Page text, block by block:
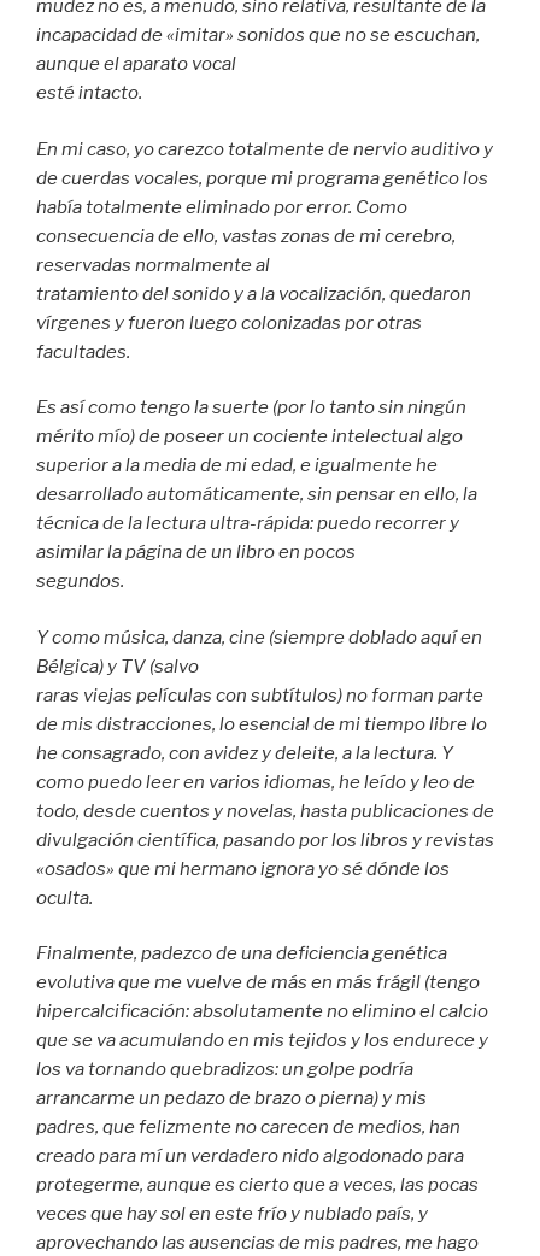
mudez no es, a menudo, sino relativa, resultante de la
incapacidad de «imitar» sonidos que no se escuchan,
aunque el aparato vocal
esté intacto.
En mi caso, yo carezco totalmente de nervio auditivo y
de cuerdas vocales, porque mi programa genético los
había totalmente eliminado por error. Como
consecuencia de ello, vastas zonas de mi cerebro,
reservadas normalmente al
tratamiento del sonido y a la vocalización, quedaron
vírgenes y fueron luego colonizadas por otras
facultades.
Es así como tengo la suerte (por lo tanto sin ningún
mérito mío) de poseer un cociente intelectual algo
superior a la media de mi edad, e igualmente he
desarrollado automáticamente, sin pensar en ello, la
técnica de la lectura ultra-rápida: puedo recorrer y
asimilar la página de un libro en pocos
segundos.
Y como música, danza, cine (siempre doblado aquí en
Bélgica) y TV (salvo
raras viejas películas con subtítulos) no forman parte
de mis distracciones, lo esencial de mi tiempo libre lo
he consagrado, con avidez y deleite, a la lectura. Y
como puedo leer en varios idiomas, he leído y leo de
todo, desde cuentos y novelas, hasta publicaciones de
divulgación científica, pasando por los libros y revistas
«osados» que mi hermano ignora yo sé dónde los
oculta.
Finalmente, padezco de una deficiencia genética
evolutiva que me vuelve de más en más frágil (tengo
hipercalcificación: absolutamente no elimino el calcio
que se va acumulando en mis tejidos y los endurece y
los va tornando quebradizos: un golpe podría
arrancarme un pedazo de brazo o pierna) y mis
padres, que felizmente no carecen de medios, han
creado para mí un verdadero nido algodonado para
protegerme, aunque es cierto que a veces, las pocas
veces que hay sol en este frío y nublado país, y
aprovechando las ausencias de mis padres, me hago